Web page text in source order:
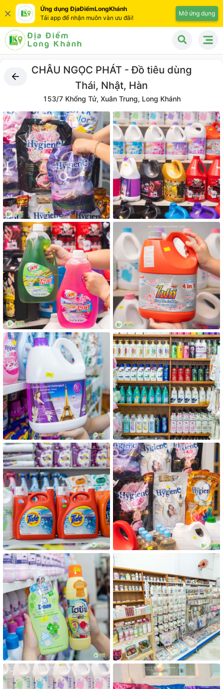
Ứng dụng ĐịaĐiểmLongKhánh
Tải app để nhận muôn vàn ưu đãi!
Mở ứng dụng
CHÂU NGỌC PHÁT - Đồ tiêu dùng
Thái, Nhật, Hàn
153/7 Khổng Tử, Xuân Trung, Long Khánh